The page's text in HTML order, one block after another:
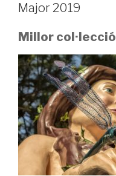
Major 2019
Millor col·lecció